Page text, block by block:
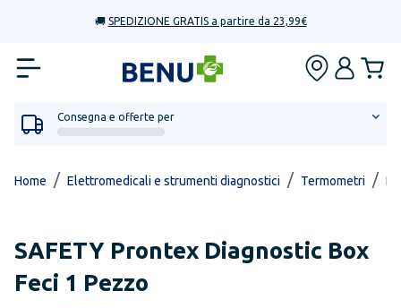
🚚 SPEDIZIONE GRATIS a partire da 23,99€
Consegna e offerte per
Home / Elettromedicali e strumenti diagnostici / Termometri /
SAFETY Prontex Diagnostic Box
Feci 1 Pezzo